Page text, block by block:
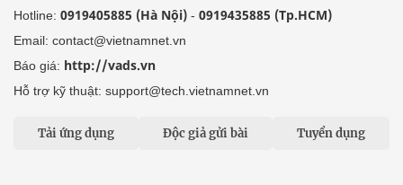
Hotline: 0919405885 (Hà Nội) - 0919435885 (Tp.HCM)
Email: contact@vietnamnet.vn
Báo giá: http://vads.vn
Hỗ trợ kỹ thuật: support@tech.vietnamnet.vn
Tải ứng dụng Độc giả gửi bài Tuyển dụng